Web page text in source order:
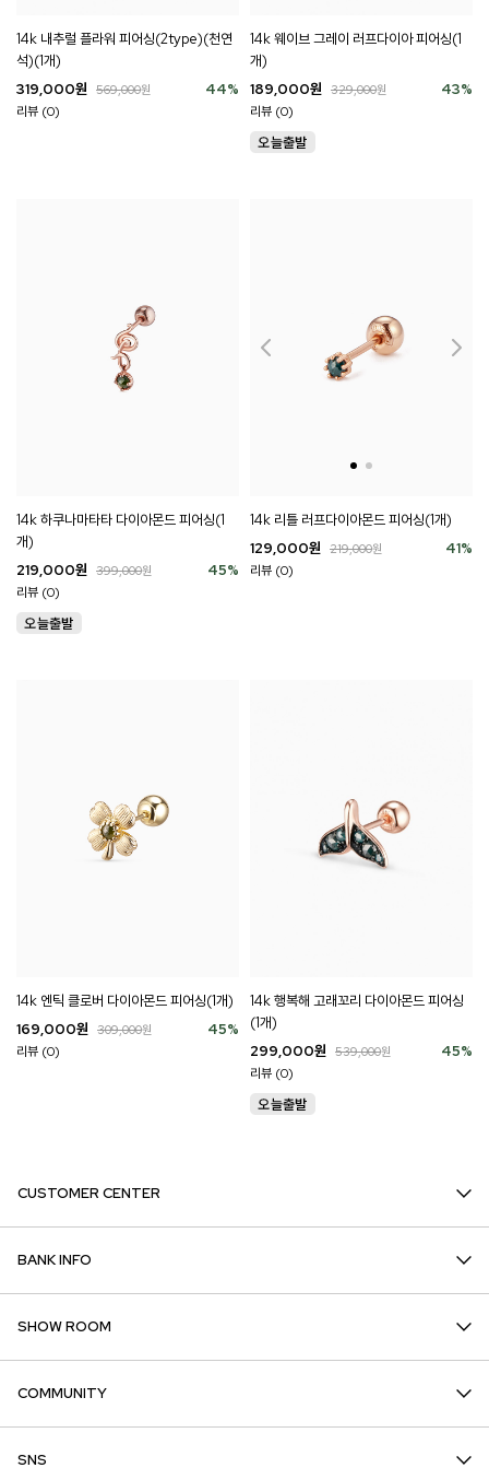
14k 내추럴 플라워 피어싱(2type)(천연
석)(1개)
44%
319,000원 569,000원
리뷰 (0)
14k 웨이브 그레이 러프다이아 피어싱(1
개)
43%
189,000원 329,000원
리뷰 (0)
14k 하쿠나마타타 다이아몬드 피어싱(1
개)
45%
219,000원 399,000원
리뷰 (0)
14k 리틀 러프다이아몬드 피어싱(1개)
41%
129,000원 219,000원
리뷰 (0)
14k 엔틱 클로버 다이아몬드 피어싱(1개)
45%
169,000원 309,000원
리뷰 (0)
14k 행복해 고래꼬리 다이아몬드 피어싱
(1개)
45%
299,000원 539,000원
리뷰 (0)
CUSTOMER CENTER
BANK INFO
SHOW ROOM
COMMUNITY
SNS